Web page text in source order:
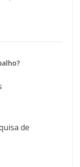
de